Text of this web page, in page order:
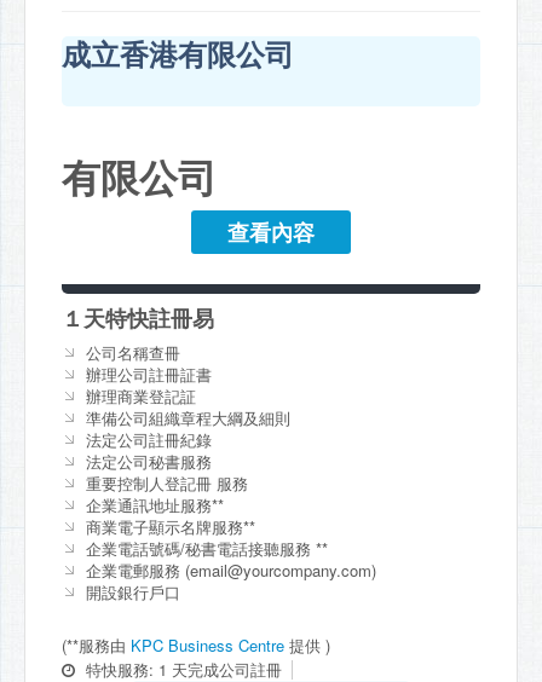
成立香港有限公司
有限公司
查看內容
１天特快註冊易
公司名稱查冊
辦理公司註冊証書
辦理商業登記証
準備公司組織章程大綱及細則
法定公司註冊紀錄
法定公司秘書服務
重要控制人登記冊 服務
企業通訊地址服務**
商業電子顯示名牌服務**
企業電話號碼/秘書電話接聽服務 **
企業電郵服務 (email@yourcompany.com)
開設銀行戶口
(**服務由 KPC Business Centre 提供 )
特快服務: 1 天完成公司註冊